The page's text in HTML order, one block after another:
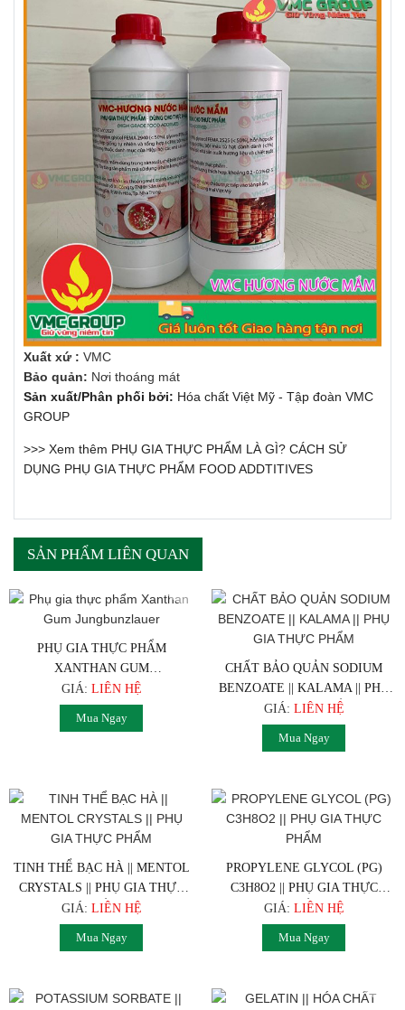
Xuất xứ : VMC
Bảo quản: Nơi thoáng mát
Sản xuất/Phân phối bởi: Hóa chất Việt Mỹ - Tập đoàn VMC
GROUP
>>> Xem thêm PHỤ GIA THỰC PHẨM LÀ GÌ? CÁCH SỬ
DỤNG PHỤ GIA THỰC PHẨM FOOD ADDTITIVES
SẢN PHẨM LIÊN QUAN
PHỤ GIA THỰC PHẨM
XANTHAN GUM
JUNGBUNZLAUER
GIÁ: LIÊN HỆ
Mua Ngay
CHẤT BẢO QUẢN SODIUM
BENZOATE || KALAMA || PHỤ
GIA THỰC PHẨM
GIÁ: LIÊN HỆ
Mua Ngay
TINH THỂ BẠC HÀ || MENTOL
CRYSTALS || PHỤ GIA THỰC
PHẨM
GIÁ: LIÊN HỆ
Mua Ngay
PROPYLENE GLYCOL (PG)
C3H8O2 || PHỤ GIA THỰC
PHẨM
GIÁ: LIÊN HỆ
Mua Ngay